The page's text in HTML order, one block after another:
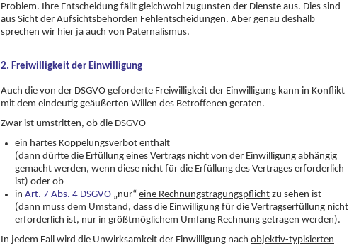
Problem. Ihre Entscheidung fällt gleichwohl zugunsten der Dienste aus. Dies sind
aus Sicht der Aufsichtsbehörden Fehlentscheidungen. Aber genau deshalb
sprechen wir hier ja auch von Paternalismus.
2. Freiwilligkeit der Einwilligung
Auch die von der DSGVO geforderte Freiwilligkeit der Einwilligung kann in Konflikt
mit dem eindeutig geäußerten Willen des Betroffenen geraten.
Zwar ist umstritten, ob die DSGVO
ein hartes Koppelungsverbot enthält
(dann dürfte die Erfüllung eines Vertrags nicht von der Einwilligung abhängig
gemacht werden, wenn diese nicht für die Erfüllung des Vertrages erforderlich
ist) oder ob
in Art. 7 Abs. 4 DSGVO „nur“ eine Rechnungstragungspflicht zu sehen ist
(dann muss dem Umstand, dass die Einwilligung für die Vertragserfüllung nicht
erforderlich ist, nur in größtmöglichem Umfang Rechnung getragen werden).
In jedem Fall wird die Unwirksamkeit der Einwilligung nach objektiv-typisierten